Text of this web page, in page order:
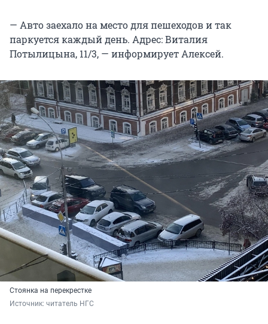
— Авто заехало на место для пешеходов и так
паркуется каждый день. Адрес: Виталия
Потылицына, 11/3, — информирует Алексей.
Стоянка на перекрестке
Источник: читатель НГС